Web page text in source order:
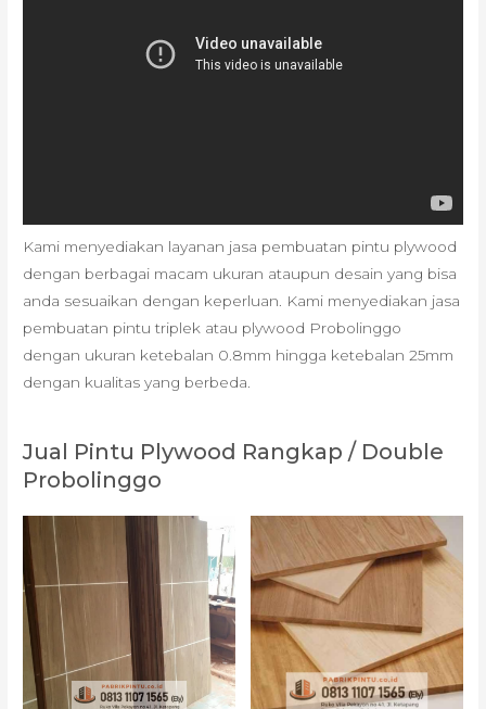
Kami menyediakan layanan jasa pembuatan pintu plywood
dengan berbagai macam ukuran ataupun desain yang bisa
anda sesuaikan dengan keperluan. Kami menyediakan jasa
pembuatan pintu triplek atau plywood Probolinggo
dengan ukuran ketebalan 0.8mm hingga ketebalan 25mm
dengan kualitas yang berbeda.
Jual Pintu Plywood Rangkap / Double
Probolinggo